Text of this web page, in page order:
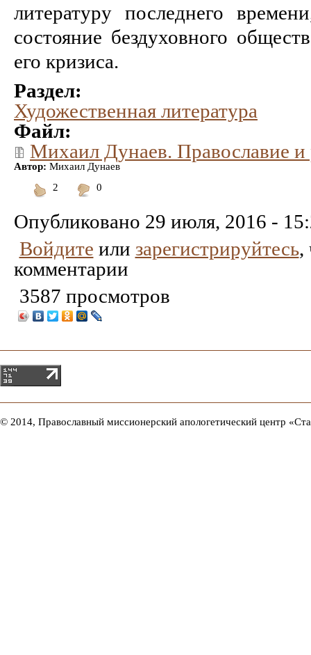
литературу последнего
состояние бездуховного
его кризиса.
Раздел:
Художественная литература
Файл:
Михаил Дунаев. Православие и
Автор: Михаил Дунаев
2
0
Опубликовано 29 июля, 2016 -
Войдите или зарегистрируйтесь,
комментарии
3587 просмотров
© 2014, Православный миссионерский апологетический центр